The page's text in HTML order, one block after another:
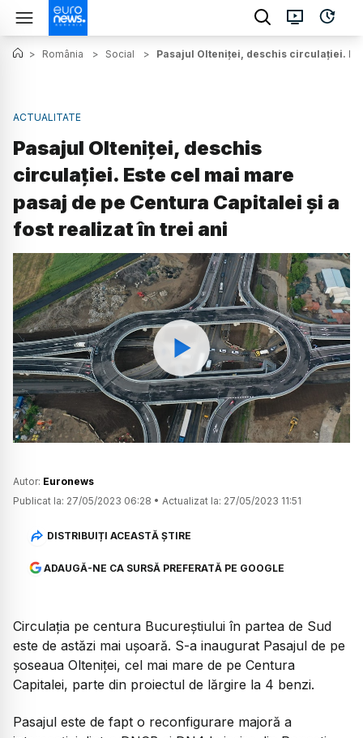
> România > Social > Pasajul Olteniței, deschis circulației.
ACTUALITATE
Pasajul Olteniței, deschis
circulației. Este cel mai mare
pasaj de pe Centura Capitalei și a
fost realizat în trei ani
Watch
Autor: Euronews
Publicat la: 27/05/2023 06:28 • Actualizat la: 27/05/2023 11:51
DISTRIBUIȚI ACEASTĂ ȘTIRE
ADAUGĂ-NE CA SURSĂ PREFERATĂ PE GOOGLE
Circulația pe centura Bucureștiului în partea de Sud
este de astăzi mai ușoară. S-a inaugurat Pasajul de pe
șoseaua Olteniței, cel mai mare de pe Centura
Capitalei, parte din proiectul de lărgire la 4 benzi.
Pasajul este de fapt o reconfigurare majoră a